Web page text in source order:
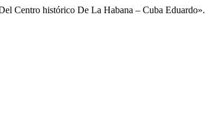
Centro histórico De La Habana – Cuba Eduardo».